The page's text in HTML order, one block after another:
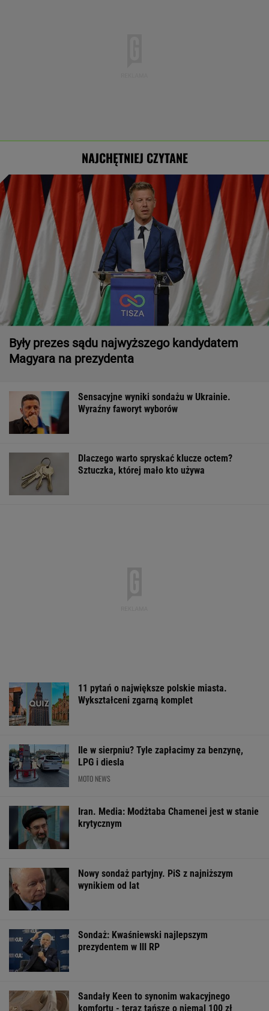
NAJCHĘTNIEJ CZYTANE
Były prezes sądu najwyższego kandydatem
Magyara na prezydenta
Sensacyjne wyniki sondażu w Ukrainie.
Wyraźny faworyt wyborów
Dlaczego warto spryskać klucze octem?
Sztuczka, której mało kto używa
11 pytań o największe polskie miasta.
Wykształceni zgarną komplet
Ile w sierpniu? Tyle zapłacimy za benzynę,
LPG i diesla
MOTO NEWS
Iran. Media: Modżtaba Chamenei jest w stanie
krytycznym
Nowy sondaż partyjny. PiS z najniższym
wynikiem od lat
Sondaż: Kwaśniewski najlepszym
prezydentem w III RP
Sandały Keen to synonim wakacyjnego
komfortu - teraz tańsze o niemal 100 zł